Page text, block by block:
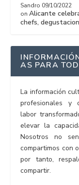
Sandro 09/10/2022
onAlicante
chefs,
AS PARA
La información
profesionales y
labor
elevar la
Nosotros no
compartimos con
por tanto,
compartir.